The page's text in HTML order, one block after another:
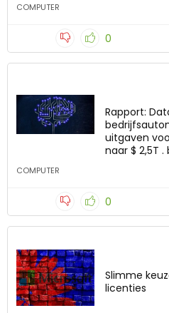
COMPUTER
0
Rapport:
uitgaven
naar $ 2,5T .
COMPUTER
0
Slimme
licenties